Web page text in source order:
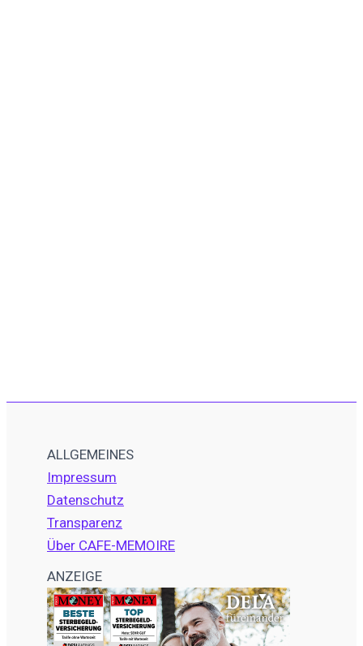
ALLGEMEINES
Impressum
Datenschutz
Transparenz
Über CAFE-MEMOIRE
ANZEIGE